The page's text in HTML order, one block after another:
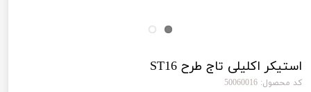
استیکر اکلیلی تاج طرح ST16
کد محصول: 50060016